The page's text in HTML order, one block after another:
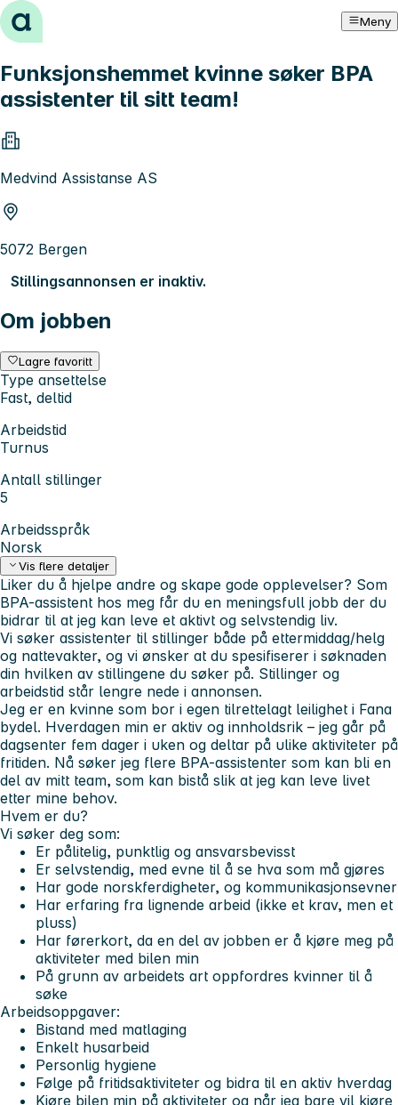
Hopp til innhold Meny
Funksjonshemmet kvinne søker BPA
assistenter til sitt team!
Medvind Assistanse AS
5072 Bergen
Stillingsannonsen er inaktiv.
Om jobben
Lagre favoritt
Type ansettelse
Fast, deltid
Arbeidstid
Turnus
Antall stillinger
5
Arbeidsspråk
Norsk
Vis flere detaljer
Liker du å hjelpe andre og skape gode opplevelser? Som
BPA-assistent hos meg får du en meningsfull jobb der du
bidrar til at jeg kan leve et aktivt og selvstendig liv.
Vi søker assistenter til stillinger både på ettermiddag/helg
og nattevakter, og vi ønsker at du spesifiserer i søknaden
din hvilken av stillingene du søker på. Stillinger og
arbeidstid står lengre nede i annonsen.
Jeg er en kvinne som bor i egen tilrettelagt leilighet i Fana
bydel. Hverdagen min er aktiv og innholdsrik – jeg går på
dagsenter fem dager i uken og deltar på ulike aktiviteter på
fritiden. Nå søker jeg flere BPA-assistenter som kan bli en
del av mitt team, som kan bistå slik at jeg kan leve livet
etter mine behov.
Hvem er du?
Vi søker deg som:
Er pålitelig, punktlig og ansvarsbevisst
Er selvstendig, med evne til å se hva som må gjøres
Har gode norskferdigheter, og kommunikasjonsevner
Har erfaring fra lignende arbeid (ikke et krav, men et
pluss)
Har førerkort, da en del av jobben er å kjøre meg på
aktiviteter med bilen min
På grunn av arbeidets art oppfordres kvinner til å
søke
Arbeidsoppgaver:
Bistand med matlaging
Enkelt husarbeid
Personlig hygiene
Følge på fritidsaktiviteter og bidra til en aktiv hverdag
Kjøre bilen min på aktiviteter og når jeg bare vil kjøre